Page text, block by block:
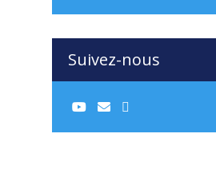
Suivez-nous